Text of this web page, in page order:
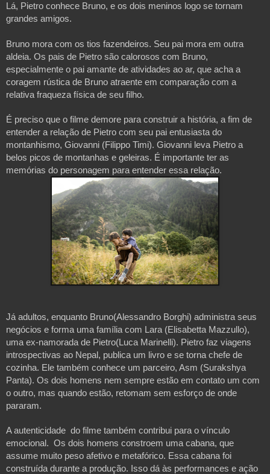
Lá, Pietro conhece Bruno, e os dois meninos logo se tornam
grandes amigos.
Bruno mora com os tios fazendeiros. Seu pai mora em outra
aldeia. Os pais de Pietro são calorosos com Bruno,
especialmente o pai amante de atividades ao ar, que acha a
coragem rústica de Bruno atraente em comparação com a
relativa fraqueza física de seu filho.
É preciso que o filme demore para construir a história, a fim de
entender a relação de Pietro com seu pai entusiasta do
montanhismo, Giovanni (Filippo Timi). Giovanni leva Pietro a
belos picos de montanhas e geleiras. É importante ter as
memórias do personagem para entender essa relação.
Já adultos, enquanto Bruno(Alessandro Borghi) administra seus
negócios e forma uma família com Lara (Elisabetta Mazzullo),
uma ex-namorada de Pietro(Luca Marinelli). Pietro faz viagens
introspectivas ao Nepal, publica um livro e se torna chefe de
cozinha. Ele também conhece um parceiro, Asm (Surakshya
Panta). Os dois homens nem sempre estão em contato um com
o outro, mas quando estão, retomam sem esforço de onde
pararam.
A autenticidade do filme também contribui para o vínculo
emocional. Os dois homens constroem uma cabana, que
assume muito peso afetivo e metafórico. Essa cabana foi
construída durante a produção. Isso dá às performances e ação